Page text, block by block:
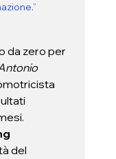
da zero per
del